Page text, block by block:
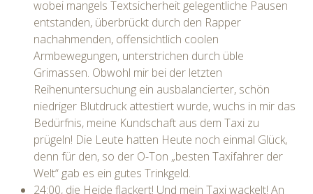
wobei mangels Textsicherheit gelegentliche Pausen
entstanden, überbrückt durch den Rapper
nachahmenden, offensichtlich coolen
Armbewegungen, unterstrichen durch üble
Grimassen. Obwohl mir bei der letzten
Reihenuntersuchung ein ausbalancierter, schön
niedriger Blutdruck attestiert wurde, wuchs in mir das
Bedürfnis, meine Kundschaft aus dem Taxi zu
prügeln! Die Leute hatten Heute noch einmal Glück,
denn für den, so der O-Ton „besten Taxifahrer der
Welt“ gab es ein gutes Trinkgeld.
24:00, die Heide flackert! Und mein Taxi wackelt! An